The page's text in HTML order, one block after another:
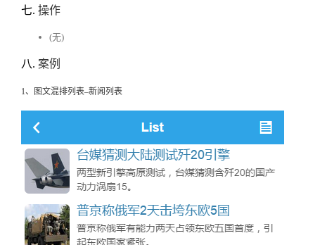
七. 操作
(无)
八. 案例
1、图文混排列表–新闻列表